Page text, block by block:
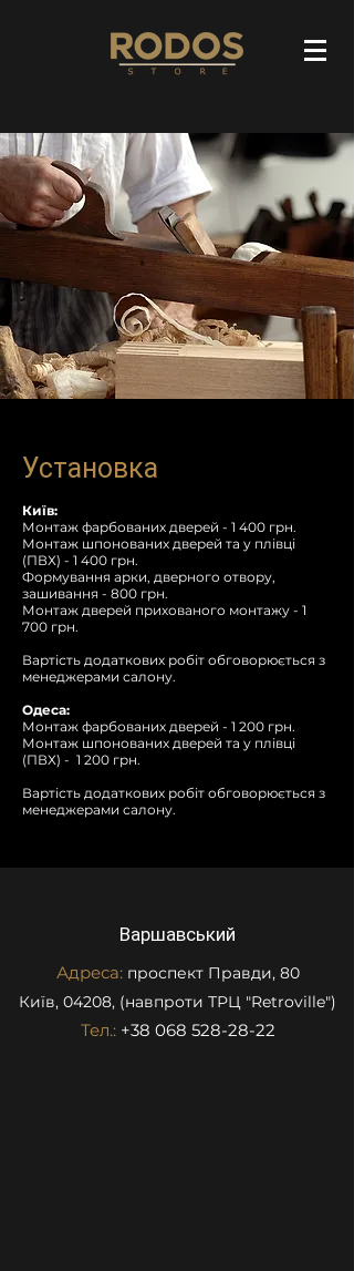
Установка
Київ:
Монтаж фарбованих дверей - 1 400 грн.
Монтаж шпонованих дверей та у плівці
(ПВХ) - 1 400 грн.
Формування арки, дверного отвору,
зашивання - 800 грн.
Монтаж дверей прихованого монтажу - 1
700 грн.
Вартість додаткових робіт обговорюється з
менеджерами салону.
Одеса:
Монтаж фарбованих дверей - 1 200 грн.
Монтаж шпонованих дверей та у плівці
(ПВХ) - 1 200 грн.
Вартість додаткових робіт обговорюється з
менеджерами салону.
Варшавський
Адреса:проспект Правди, 80
Київ, 04208, (навпроти ТРЦ "Retroville")
Тел.: +38 068 528-28-22